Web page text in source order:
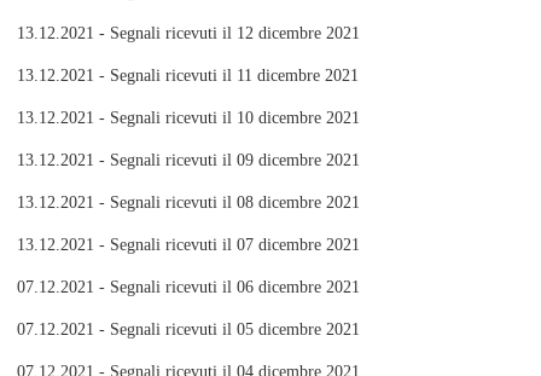
13.12.2021 - Segnali ricevuti il 12 dicembre 2021
13.12.2021 - Segnali ricevuti il 11 dicembre 2021
13.12.2021 - Segnali ricevuti il 10 dicembre 2021
13.12.2021 - Segnali ricevuti il 09 dicembre 2021
13.12.2021 - Segnali ricevuti il 08 dicembre 2021
13.12.2021 - Segnali ricevuti il 07 dicembre 2021
07.12.2021 - Segnali ricevuti il 06 dicembre 2021
07.12.2021 - Segnali ricevuti il 05 dicembre 2021
07.12.2021 - Segnali ricevuti il 04 dicembre 2021